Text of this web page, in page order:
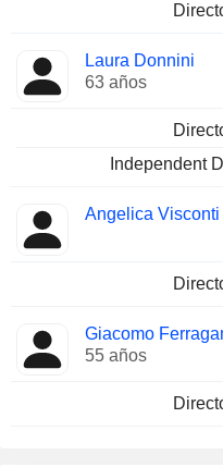
Laura Donnini
63 años
Independent
Angelica Visconti
Giacomo
55 años